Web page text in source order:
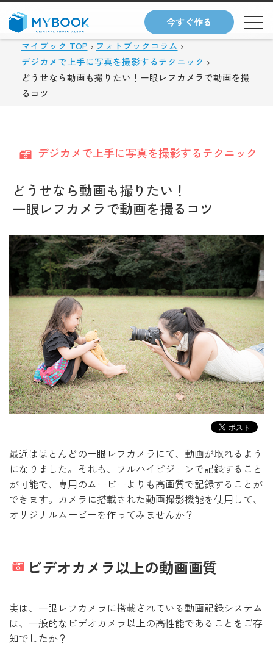
今すぐ作る
マイブック TOP
フォトブックコラム
デジカメで上手に写真を撮影するテクニック
どうせなら動画も撮りたい！一眼レフカメラで動画を撮
るコツ
デジカメで上手に写真を撮影するテクニック
どうせなら動画も撮りたい！
一眼レフカメラで動画を撮るコツ
最近はほとんどの一眼レフカメラにて、動画が取れるよう
になりました。 それも、フルハイビジョンで記録すること
が可能で、 専用のムービーよりも高画質で記録することが
できます。 カメラに搭載された動画撮影機能を使用して、
オリジナルムービーを作ってみませんか？
ビデオカメラ以上の動画画質
実は、一眼レフカメラに搭載されている動画記録システム
は、一般的なビデオカメラ以上の高性能であることをご存
知でしたか？